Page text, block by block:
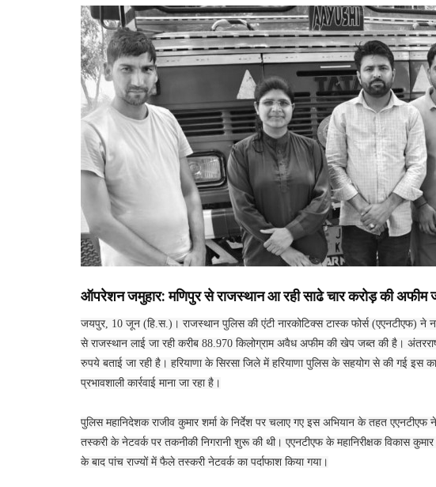
ऑपरेशन जमुहार: मणिपुर से राजस्थान आ रही साढे चार करोड़ की अफीम
जयपुर, 10 जून (हि.स.)। राजस्थान पुलिस की एंटी नारकोटिक्स टास्क फोर्स (एएनटीएफ) ने
से राजस्थान लाई जा रही करीब 88.970 किलोग्राम अवैध अफीम की खेप जब्त की है।
रुपये बताई जा रही है। हरियाणा के सिरसा जिले में हरियाणा पुलिस के सहयोग से की गई इस
प्रभावशाली कार्रवाई माना जा रहा है।
पुलिस महानिदेशक राजीव कुमार शर्मा के निर्देश पर चलाए गए इस अभियान के तहत एएनटीएफ ने
तस्करी के नेटवर्क पर तकनीकी निगरानी शुरू की थी। एएनटीएफ के महानिरीक्षक विकास
के बाद पांच राज्यों में फैले तस्करी नेटवर्क का पर्दाफाश किया गया।